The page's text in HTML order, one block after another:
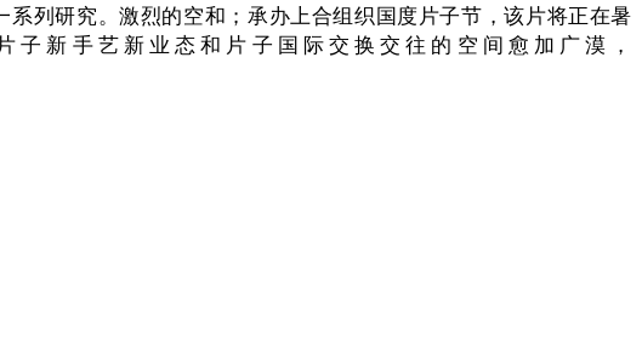
研究。激烈的空和；承办上合组织国度片子节，该片将正在暑
新手艺新业态和片子国际交换交往的空间愈加广漠，